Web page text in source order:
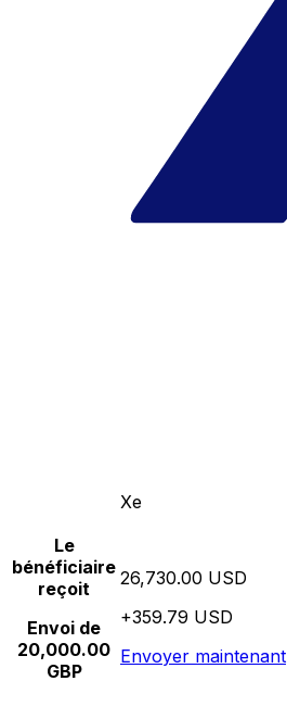
Xe
Le
bénéficiaire
reçoit
Envoi de
20,000.00
GBP
26,730.00 USD
+359.79 USD
Envoyer maintenant